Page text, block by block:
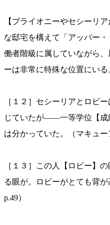
【ブライオニーやセシーリ
な邸宅を構えて「アッパー
働者階級に属していながら
ーは非常に特殊な位置にいる
［１２］セシーリアとロビ
じていたが——一等学位【成
は分かっていた。（マキュー
［１３］この人【ロビー】
る眼が。ロビーがとても背
p.49）